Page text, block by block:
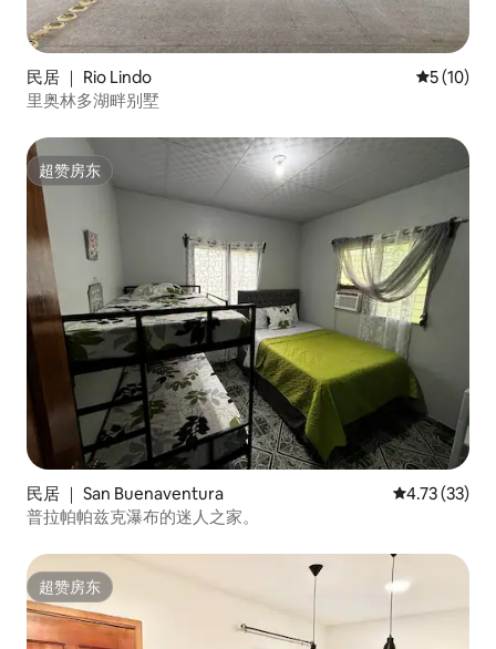
民居 ｜ Rio Lindo 平均评分
5 (10)
里奥林多湖畔别墅
超赞房东
超赞房东
民居 ｜ San Buenaventura 平均评分
4.73 (33)
普拉帕帕兹克瀑布的迷人之家。
超赞房东
超赞房东